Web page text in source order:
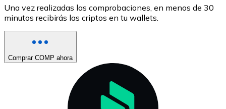
Una vez realizadas las comprobaciones, en menos de 30
minutos recibirás las criptos en tu wallets.
Comprar COMP ahora